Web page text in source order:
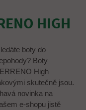
HIGH
boty do
Boty
High
skutečně jsou.
novinka na
e-shopu jistě